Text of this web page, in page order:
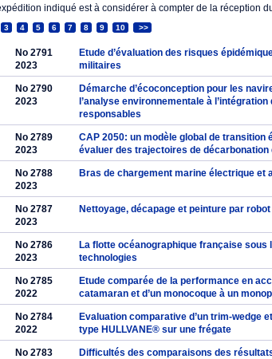
indiqué est à considérer à compter de la réception
3 4 5 6 7 8 9 10 >>
No 2791
2023
Etude d’évaluation des risques
militaires
No 2790
2023
Démarche d’écoconception pour les
l’analyse environnementale à
responsables
No 2789
2023
CAP 2050: un modèle global de transition
évaluer des trajectoires de
No 2788
2023
Bras de chargement marine électrique et
No 2787
2023
Nettoyage, décapage et peinture par
No 2786
2023
La flotte océanographique française sous
technologies
No 2785
2022
Etude comparée de la performance en
catamaran et d’un monocoque à un
No 2784
2022
Evaluation comparative d’un trim-wedge
type HULLVANE® sur une frégate
No 2783
Difficultés des comparaisons des